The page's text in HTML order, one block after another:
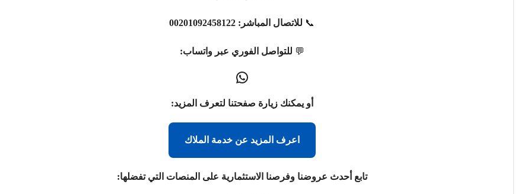
📞 للاتصال المباشر: 00201092458122
💬 للتواصل الفوري عبر واتساب:
أو يمكنك زيارة صفحتنا لتعرف المزيد:
اعرف المزيد عن خدمة الملاك
تابع أحدث عروضنا وفرصنا الاستثمارية على المنصات التي تفضلها: